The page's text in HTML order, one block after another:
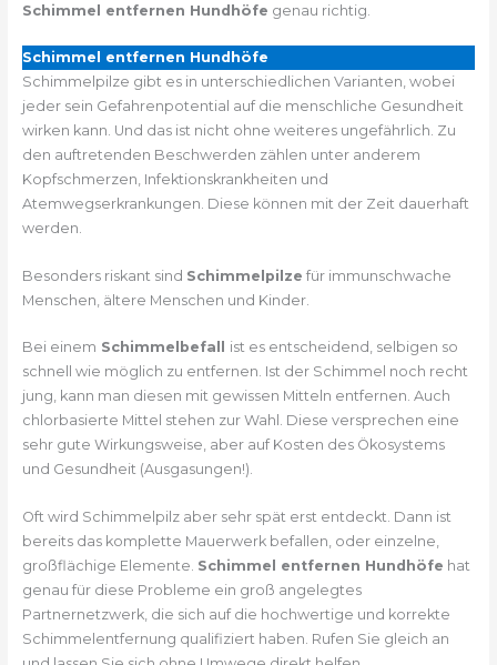
Schimmel entfernen Hundhöfe genau richtig.
Schimmel entfernen Hundhöfe
Schimmelpilze gibt es in unterschiedlichen Varianten, wobei
jeder sein Gefahrenpotential auf die menschliche Gesundheit
wirken kann. Und das ist nicht ohne weiteres ungefährlich. Zu
den auftretenden Beschwerden zählen unter anderem
Kopfschmerzen, Infektionskrankheiten und
Atemwegserkrankungen. Diese können mit der Zeit dauerhaft
werden.
Besonders riskant sind Schimmelpilze für immunschwache
Menschen, ältere Menschen und Kinder.
Bei einem Schimmelbefall ist es entscheidend, selbigen so
schnell wie möglich zu entfernen. Ist der Schimmel noch recht
jung, kann man diesen mit gewissen Mitteln entfernen. Auch
chlorbasierte Mittel stehen zur Wahl. Diese versprechen eine
sehr gute Wirkungsweise, aber auf Kosten des Ökosystems
und Gesundheit (Ausgasungen!).
Oft wird Schimmelpilz aber sehr spät erst entdeckt. Dann ist
bereits das komplette Mauerwerk befallen, oder einzelne,
großflächige Elemente. Schimmel entfernen Hundhöfe hat
genau für diese Probleme ein groß angelegtes
Partnernetzwerk, die sich auf die hochwertige und korrekte
Schimmelentfernung qualifiziert haben. Rufen Sie gleich an